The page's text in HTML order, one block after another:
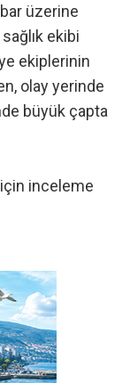
üzerine
ekibi
ekiplerinin
olay yerinde
büyük çapta
için inceleme